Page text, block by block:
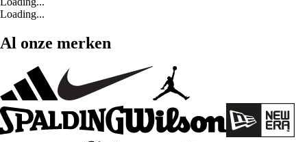
Loading...
Al onze merken